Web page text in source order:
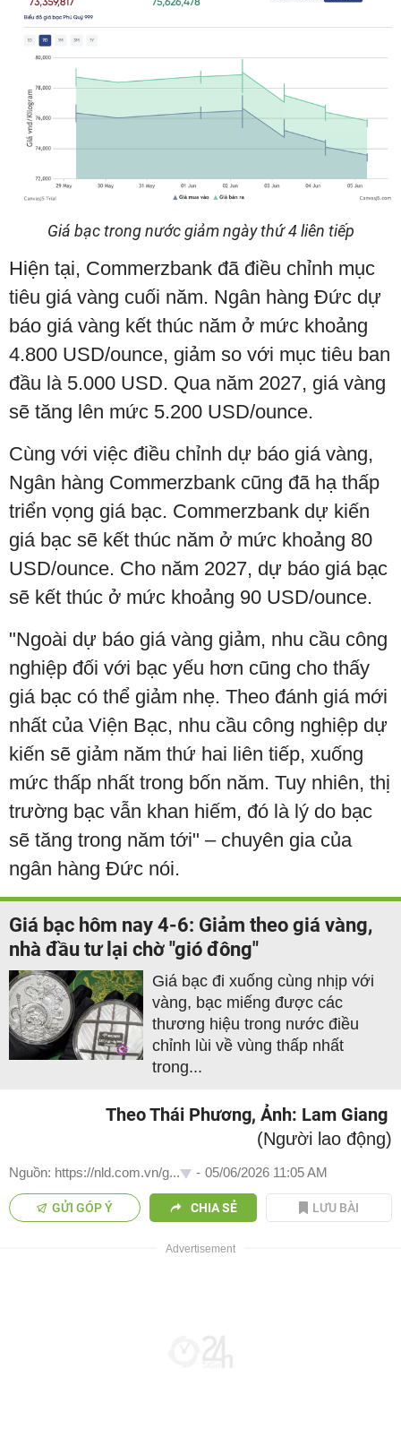
Giá bạc trong nước giảm ngày thứ 4 liên tiếp
Hiện tại, Commerzbank đã điều chỉnh mục
tiêu giá vàng cuối năm. Ngân hàng Đức dự
báo giá vàng kết thúc năm ở mức khoảng
4.800 USD/ounce, giảm so với mục tiêu ban
đầu là 5.000 USD. Qua năm 2027, giá vàng
sẽ tăng lên mức 5.200 USD/ounce.
Cùng với việc điều chỉnh dự báo giá vàng,
Ngân hàng Commerzbank cũng đã hạ thấp
triển vọng giá bạc. Commerzbank dự kiến
giá bạc sẽ kết thúc năm ở mức khoảng 80
USD/ounce. Cho năm 2027, dự báo giá bạc
sẽ kết thúc ở mức khoảng 90 USD/ounce.
"Ngoài dự báo giá vàng giảm, nhu cầu công
nghiệp đối với bạc yếu hơn cũng cho thấy
giá bạc có thể giảm nhẹ. Theo đánh giá mới
nhất của Viện Bạc, nhu cầu công nghiệp dự
kiến sẽ giảm năm thứ hai liên tiếp, xuống
mức thấp nhất trong bốn năm. Tuy nhiên, thị
trường bạc vẫn khan hiếm, đó là lý do bạc
sẽ tăng trong năm tới" – chuyên gia của
ngân hàng Đức nói.
Giá bạc hôm nay 4-6: Giảm theo giá vàng,
nhà đầu tư lại chờ "gió đông"
Giá bạc đi xuống cùng nhịp với
vàng, bạc miếng được các
thương hiệu trong nước điều
chỉnh lùi về vùng thấp nhất
trong...
Theo Thái Phương, Ảnh: Lam Giang
(Người lao động)
Nguồn: https://nld.com.vn/g... - 05/06/2026 11:05 AM
GỬI GÓP Ý CHIA SẺ LƯU BÀI